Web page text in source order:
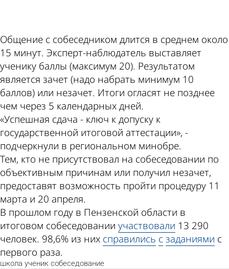
Общение с собеседником длится в среднем около
15 минут. Эксперт-наблюдатель выставляет
ученику баллы (максимум 20). Результатом
является зачет (надо набрать минимум 10
баллов) или незачет. Итоги огласят не позднее
чем через 5 календарных дней.
«Успешная сдача - ключ к допуску к
государственной итоговой аттестации», -
подчеркнули в региональном минобре.
Тем, кто не присутствовал на собеседовании по
объективным причинам или получил незачет,
предоставят возможность пройти процедуру 11
марта и 20 апреля.
В прошлом году в Пензенской области в
итоговом собеседовании участвовали 13 290
человек. 98,6% из них справились сзаданиями с
первого раза.
школа ученик собеседование